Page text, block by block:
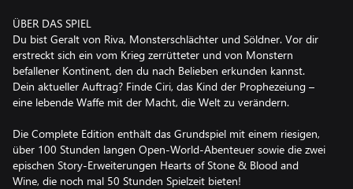
ÜBER DAS SPIEL
Du bist Geralt von Riva, Monsterschlächter und Söldner. Vor dir
erstreckt sich ein vom Krieg zerrütteter und von Monstern
befallener Kontinent, den du nach Belieben erkunden kannst.
Dein aktueller Auftrag? Finde Ciri, das Kind der Prophezeiung –
eine lebende Waffe mit der Macht, die Welt zu verändern.
Die Complete Edition enthält das Grundspiel mit einem riesigen,
über 100 Stunden langen Open-World-Abenteuer sowie die zwei
epischen Story-Erweiterungen Hearts of Stone & Blood and
Wine, die noch mal 50 Stunden Spielzeit bieten!